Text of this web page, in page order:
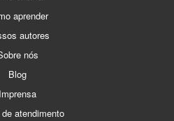
aprender
autores
nós
Blog
Imprensa
atendimento